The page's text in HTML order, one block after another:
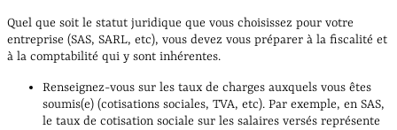
Quel que soit le statut juridique que vous choisissez pour votre
entreprise (SAS, SARL, etc), vous devez vous préparer à la fiscalité et
à la comptabilité qui y sont inhérentes.
Renseignez-vous sur les taux de charges auxquels vous êtes
soumis(e) (cotisations sociales, TVA, etc). Par exemple, en SAS,
le taux de cotisation sociale sur les salaires versés représente